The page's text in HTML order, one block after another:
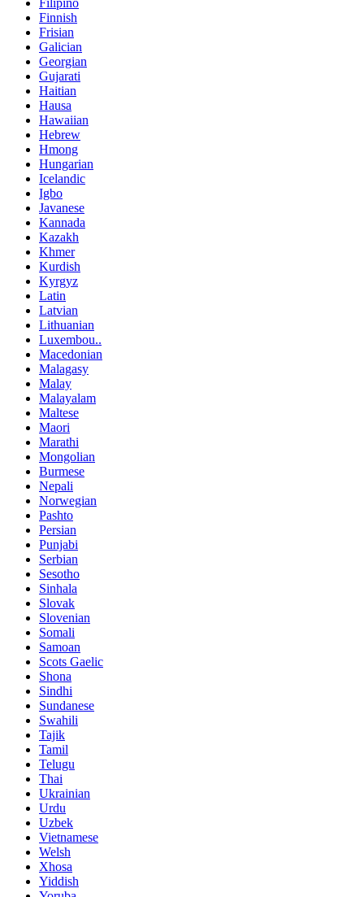
Finnish
Frisian
Galician
Georgian
Gujarati
Haitian
Hausa
Hawaiian
Hebrew
Hmong
Hungarian
Icelandic
Igbo
Javanese
Kannada
Kazakh
Khmer
Kurdish
Kyrgyz
Latin
Latvian
Lithuanian
Luxembou..
Macedonian
Malagasy
Malay
Malayalam
Maltese
Maori
Marathi
Mongolian
Burmese
Nepali
Norwegian
Pashto
Persian
Punjabi
Serbian
Sesotho
Sinhala
Slovak
Slovenian
Somali
Samoan
Scots Gaelic
Shona
Sindhi
Sundanese
Swahili
Tajik
Tamil
Telugu
Thai
Ukrainian
Urdu
Uzbek
Vietnamese
Welsh
Xhosa
Yiddish